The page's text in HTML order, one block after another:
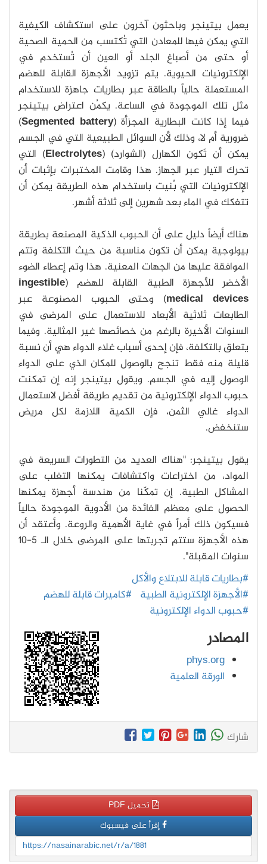
يعمل بيتينجر وباحثون آخرون على استكشاف الكيفية
التي يمكن فيها للمعادن التي تُكتسب من الحمية الصحية
أو حتى من أصباغ الجلد أو العين أن تُستخدم في
الإلكترونيات الحيوية. يتم تزويد الأجهزة القابلة للهضم
المستعملة حالياً بالطاقة عبر بطاريات جاهزة للاستخدام
مثل تلك الموجودة في الساعة. يكمُن اعتراض بيتينجر
فيما إذا كانت البطارية المجزأة (Segmented battery
)
ضرورية أم لا، وذلك لأن السوائل الطبيعية التي في الجسم
يمكن أن تَكون الكهارل (الشوارد) (Electrolytes) التي
تحرك التيار عبر الجهاز. هذا وقامت المختبرات بإثبات أن
الإلكترونيات التي بُنيت باستخدام هذه الطريقة يمكن أن
تتفكك في الماء بعد شهرين إلى ثلاثة أشهر.
هناك أيضاً دليل على أن الحبوب الذكية المصنعة بطريقة
بيولوجية يمكن أن تكون مناسبة من حيث التكلفة وتتم
الموافقة عليها من الجهات المعنية. هذا وتم إعطاء الضوء
الأخضر للأجهزة الطبية القابلة للهضم (ingestible
medical devices) وحتى الحبوب المصنوعة عبر
الطابعات ثلاثية الأبعاد للاستعمال على المرضى في
السنوات الأخيرة بالرغم من خصائصها غير المثالية. وفيما
يتعلق بالتكلفة، فإن إحدى أسباب غلاء الدواء هي أن نسبة
قليلة منه فقط تنجح بالوصول للمكان الذي على الدواء
الوصول إليه في الجسم. ويقول بيتينجر إنه إن تمكنت
حبوب الدواء الإلكترونية من تقديم طريقة أفضل لاستعمال
الدواء غالي الثمن، فإن الكمية اللازمة لكل مريض
ستنخفض.
يقول بيتينجر: "هناك العديد من التطورات السريعة في
المواد، من اختراعات واكتشافات يمكنها التغلب على
المشاكل الطبية. إن تمكّنا من هندسة أجهزة يمكنها
الحصول على معظم الفائدة من الأدوية الموجودة حالياً
فسيكون ذلك أمراً في غاية الأهمية والروعة. وأعتقد أن
هذه الأجهزة ستتم تجربتها على المرضى خلال الـ 5-10
سنوات المقبلة".
#بطاريات قابلة للابتلاع والأكل
#الأجهزة الإلكترونية الطبية #كاميرات قابلة للهضم
#حبوب الدواء الإلكترونية
المصادر
phys.org
الورقة العلمية
شارك
تحميل PDF
إقرأ على فيسبوك
https://nasainarabic.net/r/a/1881